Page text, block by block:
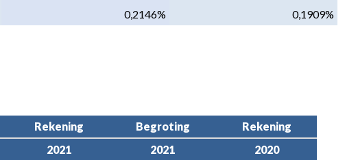
0,2146% 0,1909%
Rekening Begroting
Rekening
2021 2021
2020